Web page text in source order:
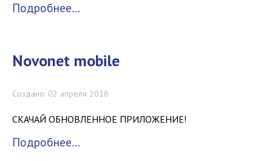
Подробнее...
Novonet mobile
Создано: 02 апреля 2018
СКАЧАЙ ОБНОВЛЕННОЕ ПРИЛОЖЕНИЕ!
Подробнее...